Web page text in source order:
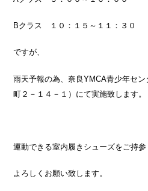
Bクラス １０：１５～１１：３０
ですが、
雨天予報の為、奈良YMCA青少年セ
町２－１４－１）にて実施致します。
運動できる室内履きシューズをご持参
よろしくお願い致します。